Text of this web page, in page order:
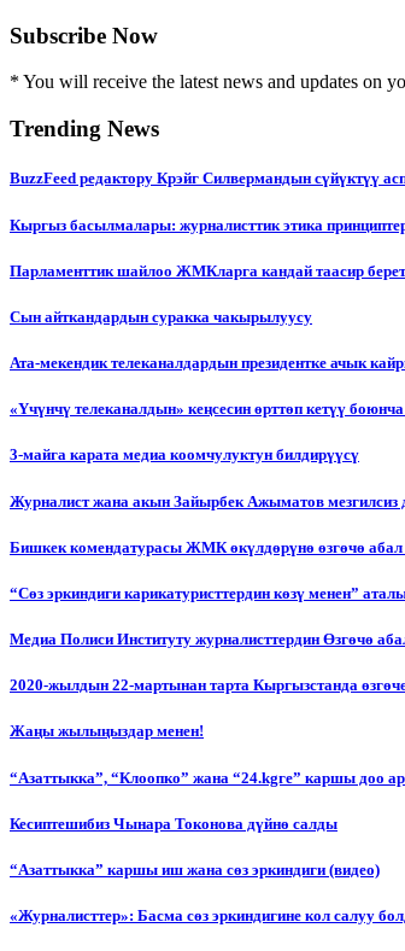
Subscribe Now
* You will receive the latest news and updates on
Trending News
BuzzFeed редактору Крэйг Силвермандын сүйүктүү
Кыргыз басылмалары: журналисттик этика
Парламенттик шайлоо ЖМКларга кандай таасир
Сын айткандардын суракка чакырылуусу
Ата-мекендик телеканалдардын президентке ачык
«Үчүнчү телеканалдын» кеңсесин өрттөп кетүү
3-майга карата медиа коомчулуктун билдирүүсү
Журналист жана акын Зайырбек Ажыматов мезгилсиз
Бишкек комендатурасы ЖМК өкүлдөрүнө өзгөчө
“Сөз эркиндиги карикатуристтердин көзү менен”
Медиа Полиси Институту журналисттердин Өзгөчө
2020-жылдын 22-мартынан тарта Кыргызстанда
Жаңы жылыңыздар менен!
“Азаттыкка”, “Клоопко” жана “24.kgге” каршы доо
Кесиптешибиз Чынара Токонова дүйнө салды
“Азаттыкка” каршы иш жана сөз эркиндиги (видео)
«Журналисттер»: Басма сөз эркиндигине кол салуу